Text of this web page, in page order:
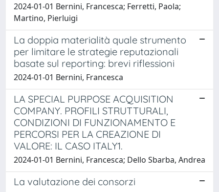
2024-01-01 Bernini, Francesca; Ferretti, Paola;
Martino, Pierluigi
La doppia materialità quale strumento
per limitare le strategie reputazionali
basate sul reporting: brevi riflessioni
2024-01-01 Bernini, Francesca
LA SPECIAL PURPOSE ACQUISITION
COMPANY. PROFILI STRUTTURALI,
CONDIZIONI DI FUNZIONAMENTO E
PERCORSI PER LA CREAZIONE DI
VALORE: IL CASO ITALY1.
2024-01-01 Bernini, Francesca; Dello Sbarba, Andrea
La valutazione dei consorzi